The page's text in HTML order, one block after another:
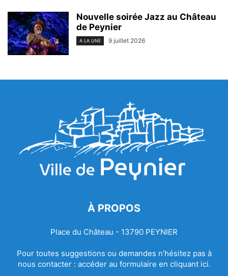
Nouvelle soirée Jazz au Château
de Peynier
A LA UNE 9 juillet 2026
À PROPOS
Place du Château - 13790 PEYNIER
Pour toutes suggestions ou demandes n’hésitez pas à
nous contacter : accéder au formulaire en cliquant ici.